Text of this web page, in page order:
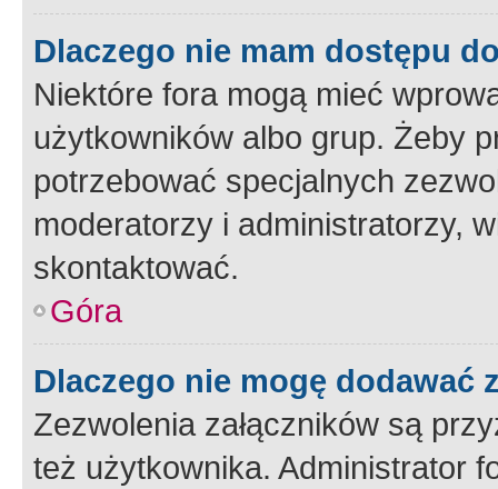
Dlaczego nie mam dostępu
Niektóre fora mogą mieć
użytkowników albo grup. Żeby
potrzebować specjalnych
moderatorzy i administratorzy,
skontaktować.
Góra
Dlaczego nie mogę dodawać
Zezwolenia załączników są
też użytkownika. Administrator